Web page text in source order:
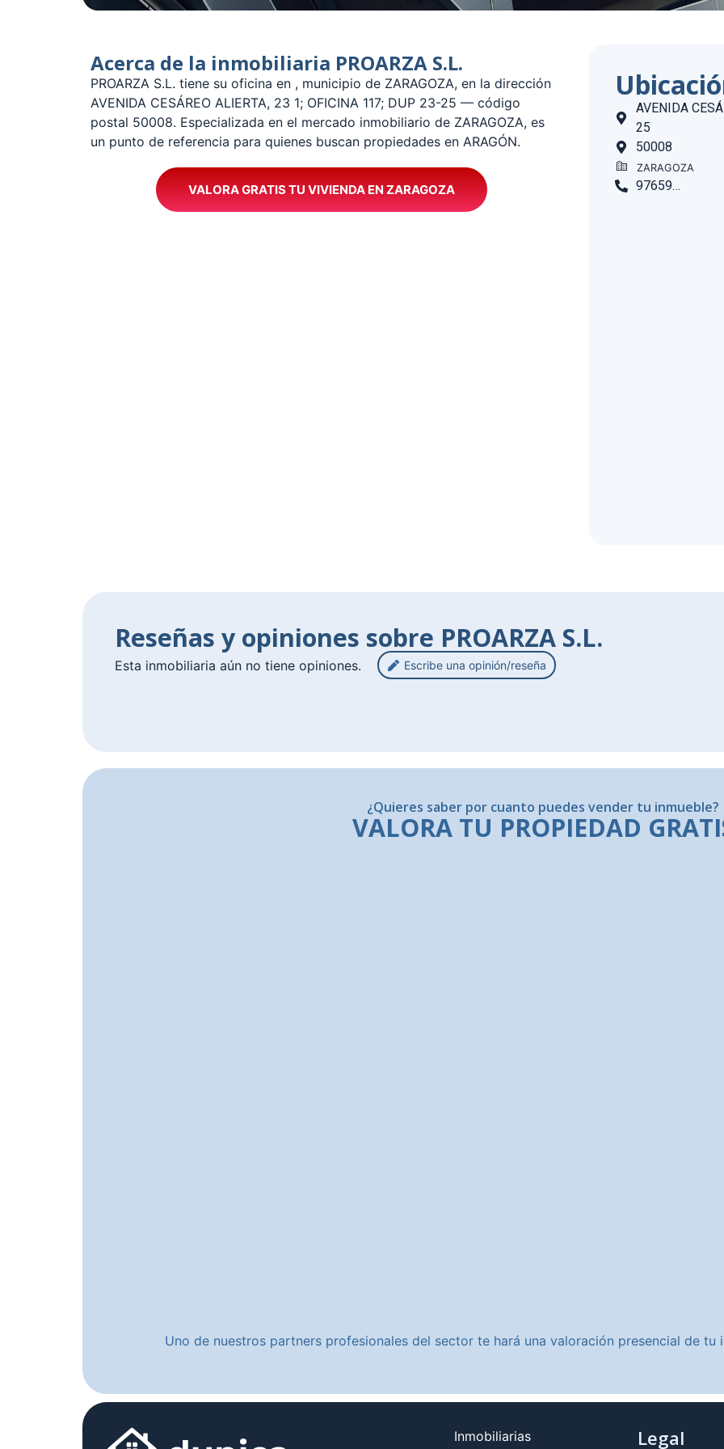
Acerca de la inmobiliaria PROARZA S.L.
­PROARZA S.L. tiene su oficina en , municipio de ZARAGOZA, en la dirección
AVENIDA CESÁREO ALIERTA, 23 1; OFICINA 117; DUP 23-25 — código
postal 50008. Especializada en el mercado inmobiliario de ZARAGOZA, es
un punto de referencia para quienes buscan propiedades en ARAGÓN.
VALORA GRATIS TU VIVIENDA EN ZARAGOZA
AVENIDA
25
50008
ZARAGOZA
976595788
Reseñas y opiniones sobre PROARZA S.L.
Esta inmobiliaria aún no tiene opiniones. Escribe una opinión/reseña
¿Quieres saber por cuanto puedes vender tu inmueble?
VALORA TU PROPIEDAD
Uno de nuestros partners profesionales del sector te hará una valoración presencial de tu
Inmobiliarias Legal